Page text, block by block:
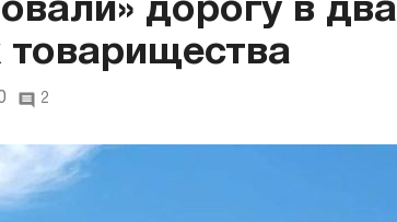
дорогу в два
товарищества
2